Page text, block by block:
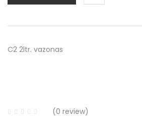
C2 2ltr. vazonas
(0 review)